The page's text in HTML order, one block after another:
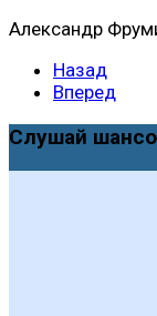
Александр
Назад
Вперед
Слушай